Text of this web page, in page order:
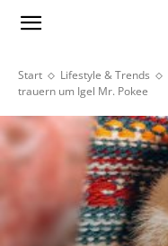
Start Lifestyle & Trends
trauern um Igel Mr. Pokee